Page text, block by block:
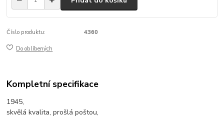
Číslo produktu: 4360
Do oblíbených
Kompletní specifikace
1945,
skvělá kvalita, prošlá poštou,